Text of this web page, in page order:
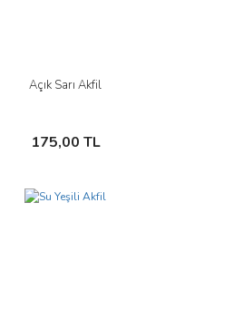
Açık Sarı Akfil
175,00 TL
İncele
Sepete Ekle